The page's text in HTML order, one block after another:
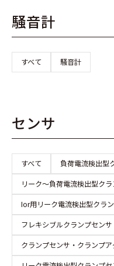
騒音計
すべて 騒音計
センサ
すべて
負荷電流検出型
リーク～負荷電流検出型ク
Ior用リーク電流検出型クラ
フレキシブルクランプセンサ
クランプセンサ・クランプア